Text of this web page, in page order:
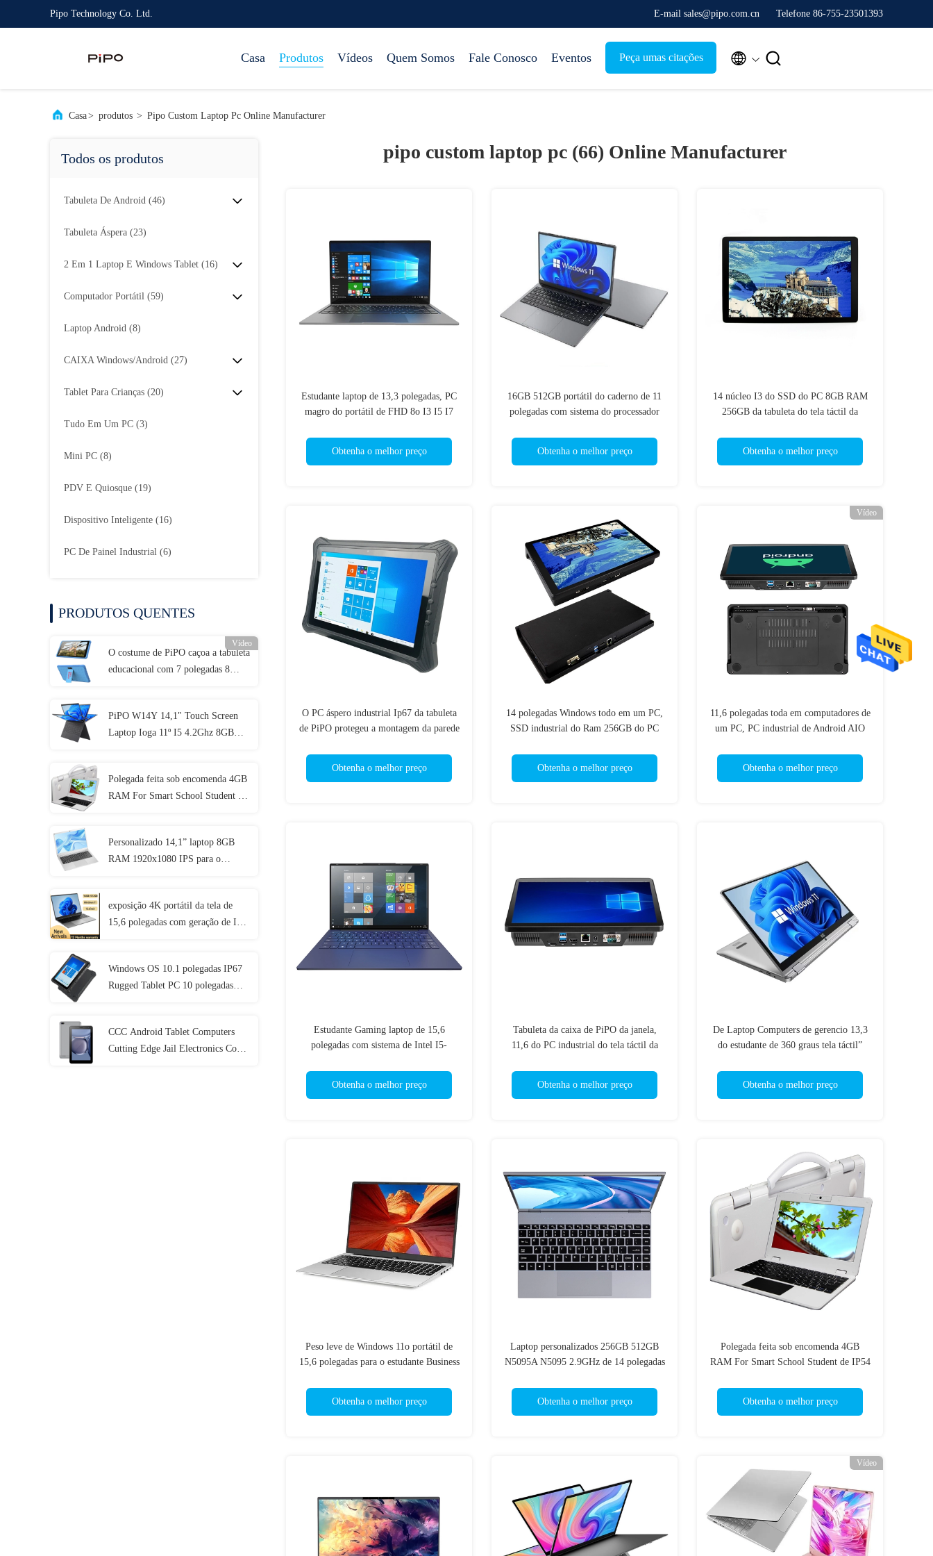
Pipo Technology Co. Ltd. E-mail sales@pipo.com.cn Telefone 86-755-23501393
Casa Produtos Vídeos Quem Somos Fale Conosco Eventos Peça umas citações  
Casa> produtos > Pipo Custom Laptop Pc Online Manufacturer
Todos os produtos
Tabuleta De Android (46)
Tabuleta Áspera (23)
2 Em 1 Laptop E Windows Tablet (16)
Computador Portátil (59)
Laptop Android (8)
CAIXA Windows/Android (27)
Tablet Para Crianças (20)
Tudo Em Um PC (3)
Mini PC (8)
PDV E Quiosque (19)
Dispositivo Inteligente (16)
PC De Painel Industrial (6)
PRODUTOS QUENTES
Vídeo
O costume de PiPO caçoa a tabuleta
educacional com 7 polegadas 8
PiPO W14Y 14,1" Touch Screen
Laptop Ioga 11º I5 4.2Ghz 8GB
Polegada feita sob encomenda 4GB
RAM For Smart School Student de
Personalizado 14,1” laptop 8GB
RAM 1920x1080 IPS para o
exposição 4K portátil da tela de
15,6 polegadas com geração de I3
Windows OS 10.1 polegadas IP67
Rugged Tablet PC 10 polegadas
CCC Android Tablet Computers
Cutting Edge Jail Electronics Com
pipo custom laptop pc (66) Online Manufacturer
Estudante laptop de 13,3 polegadas, PC
magro do portátil de FHD 8o I3 I5 I7
Obtenha o melhor preço
16GB 512GB portátil do caderno de 11
polegadas com sistema do processador
Obtenha o melhor preço
14 núcleo I3 do SSD do PC 8GB RAM
256GB da tabuleta do tela táctil da
Obtenha o melhor preço
O PC áspero industrial Ip67 da tabuleta
de PiPO protegeu a montagem da parede
Obtenha o melhor preço
14 polegadas Windows todo em um PC,
SSD industrial do Ram 256GB do PC
Obtenha o melhor preço
Vídeo
11,6 polegadas toda em computadores de
um PC, PC industrial de Android AIO
Obtenha o melhor preço
Estudante Gaming laptop de 15,6
polegadas com sistema de Intel I5-
Obtenha o melhor preço
Tabuleta da caixa de PiPO da janela,
11,6 do PC industrial do tela táctil da
Obtenha o melhor preço
De Laptop Computers de gerencio 13,3
do estudante de 360 graus tela táctil”
Obtenha o melhor preço
Peso leve de Windows 11o portátil de
15,6 polegadas para o estudante Business
Obtenha o melhor preço
Laptop personalizados 256GB 512GB
N5095A N5095 2.9GHz de 14 polegadas
Obtenha o melhor preço
Polegada feita sob encomenda 4GB
RAM For Smart School Student de IP54
Obtenha o melhor preço
Vídeo